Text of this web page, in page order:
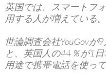
英国では、スマートフ
用する人が増えている。
世論調査会社YouGovが
と、英国人の44％が1
用途で携帯電話を使って